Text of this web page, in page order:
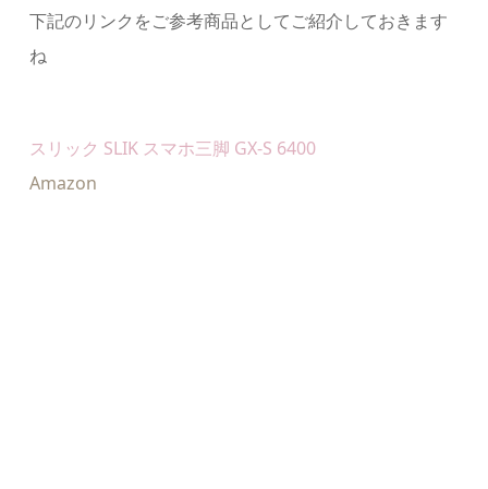
下記のリンクをご参考商品としてご紹介しておきます
ね
スリック SLIK スマホ三脚 GX-S 6400
Amazon